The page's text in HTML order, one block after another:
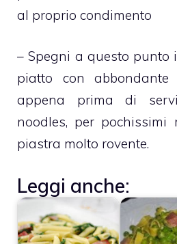
al proprio condimento
– Spegni a questo punto
piatto con
appena prima di
noodles, per pochissimi
piastra molto rovente.
Leggi anche: